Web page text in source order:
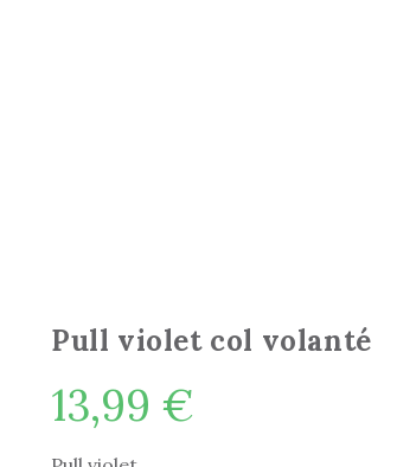
Pull violet col volanté
13,99 €